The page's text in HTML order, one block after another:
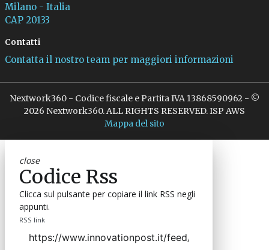
Milano - Italia
CAP 20133
Contatti
Contatta il nostro team per maggiori informazioni
Nextwork360 - Codice fiscale e Partita IVA 13868590962 - ©
2026 Nextwork360. ALL RIGHTS RESERVED. ISP AWS
Mappa del sito
close
Codice Rss
Clicca sul pulsante per copiare il link RSS negli
appunti.
RSS link